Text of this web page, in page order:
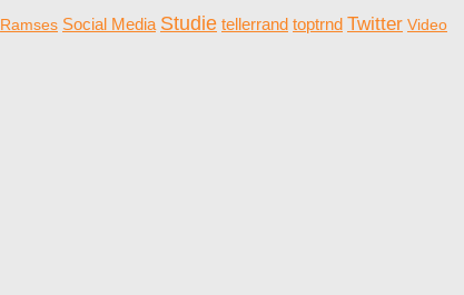
Ramses Social Media Studie tellerrand toptrnd Twitter Video